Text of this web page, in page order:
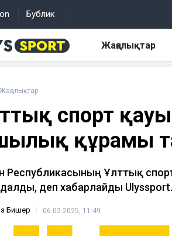
Бублик
Жаңалықтар
Жаңалықтар
спорт
құрамы
Республикасының Ұлттық
деп хабарлайды Ulyssport.
Бишер 06.02.2025, 11:49